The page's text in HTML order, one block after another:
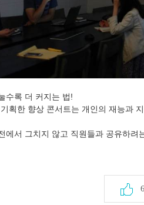
수록 더 커지는 법!
획한 향상 콘서트는 개인의 재능과
에서 그치지 않고 직원들과 공유하려
6